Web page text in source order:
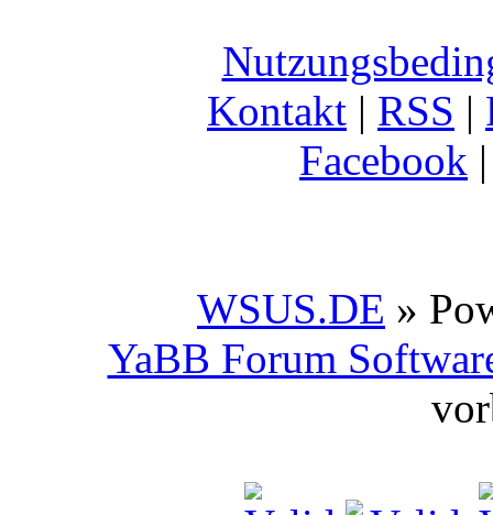
Kontakt | RSS |
Facebook
WSUS.DE »
YaBB Forum